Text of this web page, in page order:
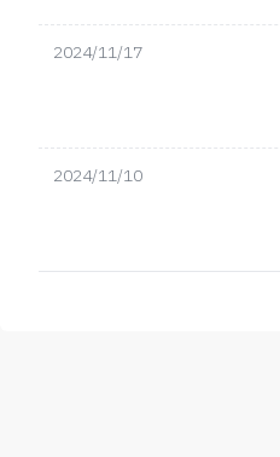
2024/11/17
2024/11/10